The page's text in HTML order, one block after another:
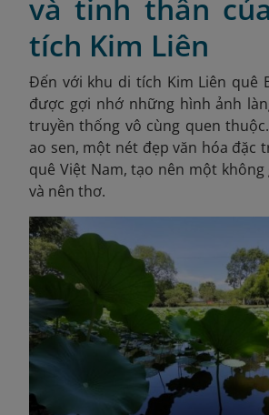
và tinh thần
tích Kim Liên
Đến với khu di tích Kim Liên quê
được gợi nhớ những hình ảnh
truyền thống vô cùng quen
ao sen, một nét đẹp văn hóa đặc
quê Việt Nam, tạo nên một
và nên thơ.